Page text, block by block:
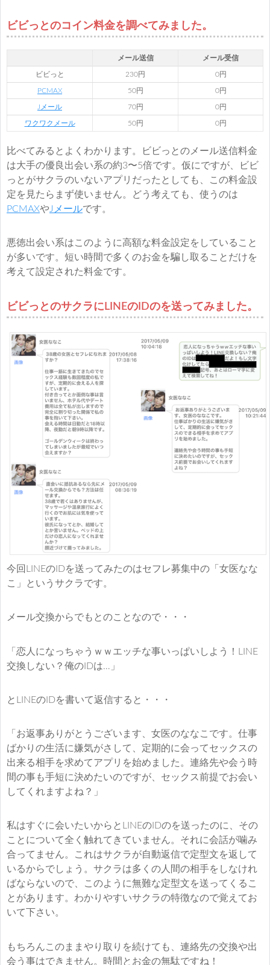
ビビっとのコイン料金を調べてみました。
メール送信 メール受信
ビビっと 230円 0円
PCMAX 50円 0円
Jメール 70円 0円
ワクワクメール 50円 0円
比べてみるとよくわかります。ビビっとのメール送信料金
は大手の優良出会い系の約3〜5倍です。仮にですが、ビビ
っとがサクラのいないアプリだったとしても、この料金設
定を見たらまず使いません。どう考えても、使うのは
PCMAXやJメールです。
悪徳出会い系はこのように高額な料金設定をしていること
が多いです。短い時間で多くのお金を騙し取ることだけを
考えて設定された料金です。
ビビっとのサクラにLINEのIDのを送ってみました。
今回LINEのIDを送ってみたのはセフレ募集中の「女医なな
こ」というサクラです。
メール交換からでもとのことなので・・・
「恋人になっちゃうｗｗエッチな事いっぱいしよう！LINE
交換しない？俺のIDは…」
とLINEのIDを書いて返信すると・・・
「お返事ありがとうございます、女医のななこです。仕事
ばかりの生活に嫌気がさして、定期的に会ってセックスの
出来る相手を求めてアプリを始めました。連絡先や会う時
間の事も手短に決めたいのですが、セックス前提でお会い
してくれますよね？」
私はすぐに会いたいからとLINEのIDのを送ったのに、その
ことについて全く触れてきていません。それに会話が噛み
合ってません。これはサクラが自動返信で定型文を返して
いるからでしょう。サクラは多くの人間の相手をしなけれ
ばならないので、このように無難な定型文を送ってくるこ
とがあります。わかりやすいサクラの特徴なので覚えてお
いて下さい。
もちろんこのままやり取りを続けても、連絡先の交換や出
会う事はできません。時間とお金の無駄ですね！